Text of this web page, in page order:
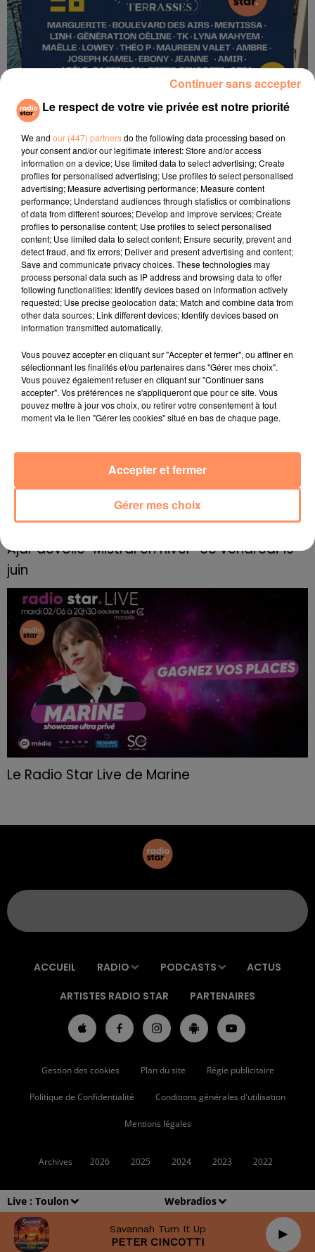
Live : Toulon Webradios
Savannah Turn It Up
PETER CINCOTTI
Les Sunset Live des Terrasses 2026
Ajar dévoile “Mistral en hiver” ce vendredi 19
juin
Le Radio Star Live de Marine
ACCUEIL RADIO PODCASTS ACTUS
ARTISTES RADIO STAR PARTENAIRES
Gestion des cookies Plan du site Régie publicitaire
Politique de Confidentialité Conditions générales d'utilisation
Mentions légales
Archives 2026 2025 2024 2023 2022
Le respect de votre vie privée est notre priorité
We and our (447) partnersdo the following data processing based on
your consent and/or our legitimate interest: Store and/or access
information on a device; Use limited data to select advertising; Create
profiles for personalised advertising; Use profiles to select personalised
advertising; Measure advertising performance; Measure content
performance; Understand audiences through statistics or combinations
of data from different sources; Develop and improve services; Create
profiles to personalise content; Use profiles to select personalised
content; Use limited data to select content; Ensure security, prevent and
detect fraud, and fix errors; Deliver and present advertising and content;
Save and communicate privacy choices. These technologies may
process personal data such as IP address and browsing data to offer
following functionalities: Identify devices based on information actively
requested; Use precise geolocation data; Match and combine data from
other data sources; Link different devices; Identify devices based on
information transmitted automatically.
Vous pouvez accepter en cliquant sur "Accepter et fermer", ou affiner en
sélectionnant les finalités et/ou partenaires dans "Gérer mes choix".
Vous pouvez également refuser en cliquant sur "Continuer sans
accepter". Vos préférences ne s'appliqueront que pour ce site. Vous
pouvez mettre à jour vos choix, ou retirer votre consentement à tout
moment via le lien "Gérer les cookies" situé en bas de chaque page.
Gérer mes choix
Accepter et fermer
Continuer sans accepter